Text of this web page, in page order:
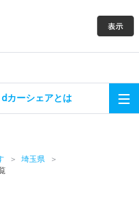
dカーシェアとは
埼玉県